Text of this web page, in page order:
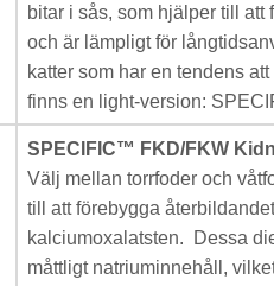
bitar i sås, som hjälper till att
och är lämpligt för
katter som har en tendens
finns en light-version:
SPECIFIC™ FKD/FKW
Välj mellan torrfoder och
till att förebygga
kalciumoxalatsten. Dessa
måttligt natriuminnehåll,